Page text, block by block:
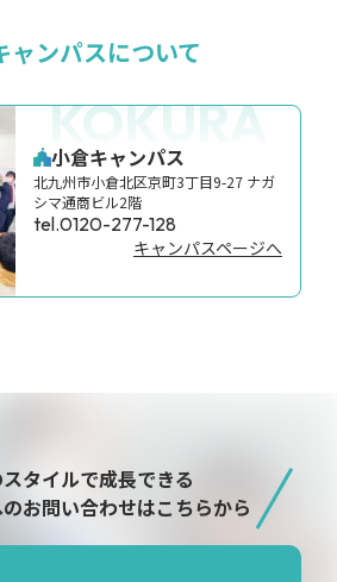
ャンパスについて
KOKURA
小倉キャンパス
北九州市小倉北区京町3丁目9-27 ナガ
シマ通商ビル2階
tel.0120-277-128
キャンパスページへ
タイルで成長できる
お問い合わせはこちらから